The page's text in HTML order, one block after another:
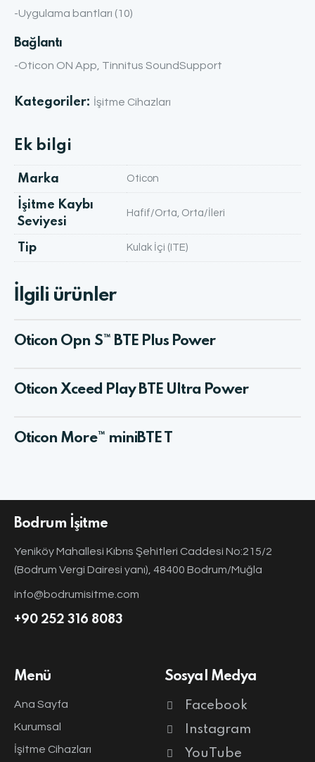
-Uygulama bantları (10)
Bağlantı
-Oticon ON App, Tinnitus SoundSupport
Kategoriler: İşitme Cihazları
Ek bilgi
Marka Oticon
İşitme Kaybı
Seviyesi
Hafif/Orta, Orta/İleri
Tip Kulak İçi (ITE)
İlgili ürünler
Oticon Opn S™ BTE Plus Power
Oticon Xceed Play BTE Ultra Power
Oticon More™ miniBTE T
Bodrum İşitme
Yeniköy Mahallesi Kıbrıs Şehitleri Caddesi No:215/2
(Bodrum Vergi Dairesi yanı), 48400 Bodrum/Muğla
info@bodrumisitme.com
+90 252 316 8083
Menü
Ana Sayfa
Kurumsal
İşitme Cihazları
Sosyal Medya
Facebook
Instagram
YouTube